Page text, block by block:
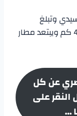
ساحل سيدي وتبلغ
المسافة من نهر ديم وحتى الفندق 44 كم ويبتعد مطار
عن كل
على
…